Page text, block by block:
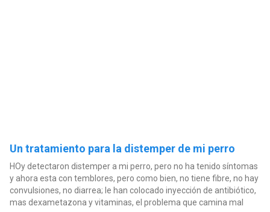
Un tratamiento para la distemper de mi perro
HOy detectaron distemper a mi perro, pero no ha tenido síntomas
y ahora esta con temblores, pero como bien, no tiene fibre, no hay
convulsiones, no diarrea; le han colocado inyección de antibiótico,
mas dexametazona y vitaminas, el problema que camina mal